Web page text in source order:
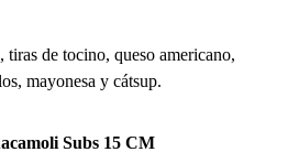
tiras de tocino, queso americano,
mayonesa y cátsup.
Subs 15 CM